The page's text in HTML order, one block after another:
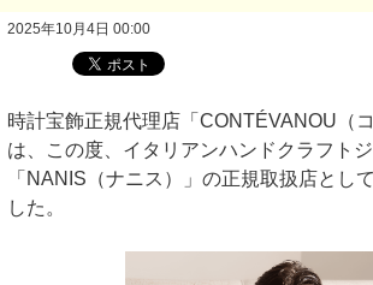
2025年10月4日 00:00
時計宝飾正規代理店「CONTÉVANOU（
は、この度、イタリアンハンドクラフト
「NANIS（ナニス）」の正規取扱店とし
した。